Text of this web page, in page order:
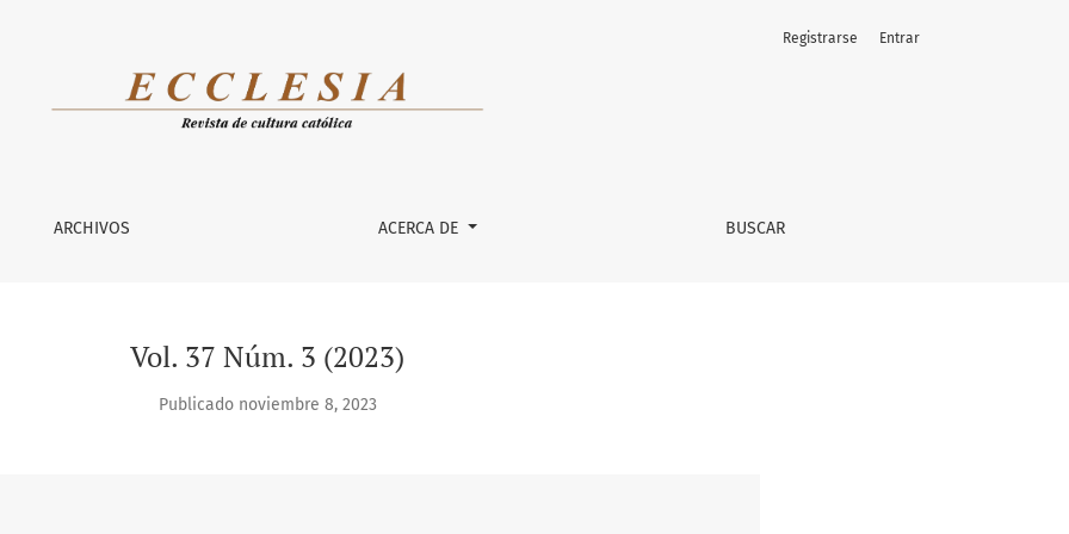
ARCHIVOS ACERCA DE BUSCAR
Registrarse Entrar
Vol. 37 Núm. 3 (2023)
Publicado noviembre 8, 2023